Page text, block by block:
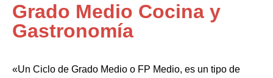
Grado Medio Cocina y
Gastronomía
«Un Ciclo de Grado Medio o FP Medio, es un tipo de